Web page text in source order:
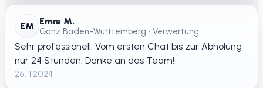
EM Emre M.
Ganz Baden-Württemberg • Verwertung
Sehr professionell. Vom ersten Chat bis zur Abholung
nur 24 Stunden. Danke an das Team!
26.11.2024